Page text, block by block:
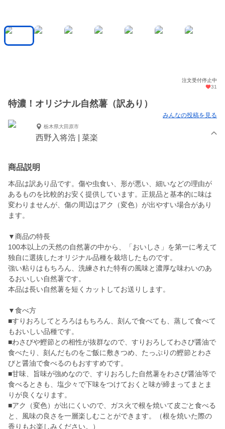
注文受付停止中
31
特濃！オリジナル自然薯（訳あり）
みんなの投稿を見る
栃木県大田原市
西野入将浩 | 菜楽
商品説明
本品は訳あり品です。傷や虫食い、形が悪い、細いなどの理由が
あるものを比較的お安く提供しています。正規品と基本的に味は
変わりませんが、傷の周辺はアク（変色）が出やすい場合があり
ます。
▼商品の特長
100本以上の天然の自然薯の中から、「おいしさ」を第一に考えて
独自に選抜したオリジナル品種を栽培したものです。
強い粘りはもちろん、洗練された特有の風味と濃厚な味わいのあ
るおいしい自然薯です。
本品は長い自然薯を短くカットしてお送りします。
▼食べ方
■すりおろしてとろろはもちろん、刻んで食べても、蒸して食べて
もおいしい品種です。
■わさびや鰹節との相性が抜群なので、すりおろしてわさび醤油で
食べたり、刻んだものをご飯に敷きつめ、たっぷりの鰹節とわさ
びと醤油で食べるのもおすすめです。
■甘味、旨味が強めなので、すりおろした自然薯をわさび醤油等で
食べるときも、塩少々で下味をつけておくと味が締まってまとま
りが良くなります。
■アク（変色）が出にくいので、ガス火で根を焼いて皮ごと食べる
と、風味の良さを一層楽しむことができます。（根を焼いた際の
香りもお楽しみください。）